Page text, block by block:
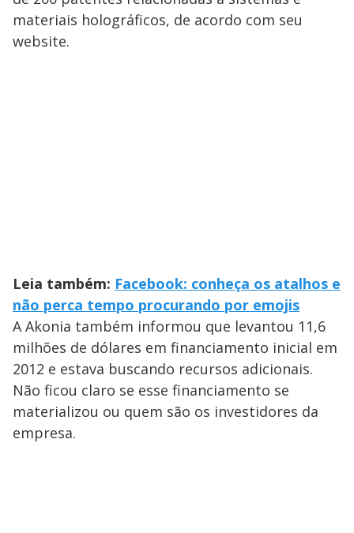
materiais holográficos, de acordo com seu
website.
Leia também: Facebook: conheça os atalhos e
não perca tempo procurando por emojis
A Akonia também informou que levantou 11,6
milhões de dólares em financiamento inicial em
2012 e estava buscando recursos adicionais.
Não ficou claro se esse financiamento se
materializou ou quem são os investidores da
empresa.